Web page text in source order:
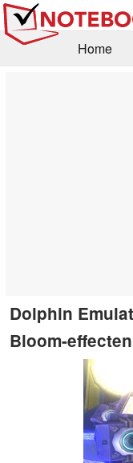
Home
Dolphin
Bloom-